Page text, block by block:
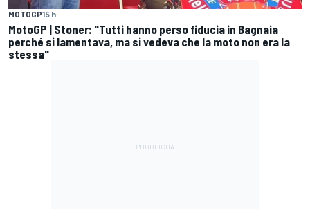
MOTOGP15 h
MotoGP | Stoner: "Tutti hanno perso fiducia in Bagnaia
perché si lamentava, ma si vedeva che la moto non era la
stessa"